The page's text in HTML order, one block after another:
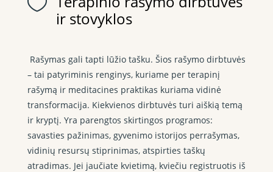
ir stovyklos
Rašymas gali tapti lūžio tašku. Šios rašymo dirbtuvės
– tai patyriminis renginys, kuriame per terapinį
rašymą ir meditacines praktikas kuriama vidinė
transformacija. Kiekvienos dirbtuvės turi aiškią temą
ir kryptį. Yra parengtos skirtingos programos:
savasties pažinimas, gyvenimo istorijos perrašymas,
vidinių resursų stiprinimas, atspirties taškų
atradimas. Jei jaučiate kvietimą, kviečiu registruotis iš